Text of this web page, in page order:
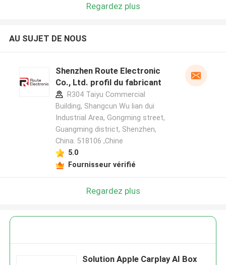
Regardez plus
AU SUJET DE NOUS
Shenzhen Route Electronic
Co., Ltd. profil du fabricant
R304 Taiyu Commercial
Building, Shangcun Wu lian dui
Industrial Area, Gongming street,
Guangming district, Shenzhen,
China. 518106 ,Chine
5.0
Fournisseur vérifié
Regardez plus
Solution Apple Carplay AI Box